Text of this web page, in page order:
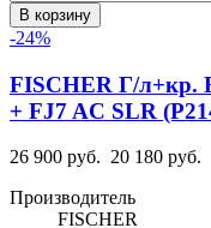
В корзину
-24%
FISCHER Г/л+кр.
+ FJ7 AC SLR
26 900 руб. 20 180 руб.
Производитель
FISCHER